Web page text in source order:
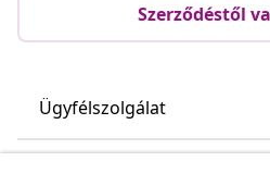
Szerződéstől
Ügyfélszolgálat